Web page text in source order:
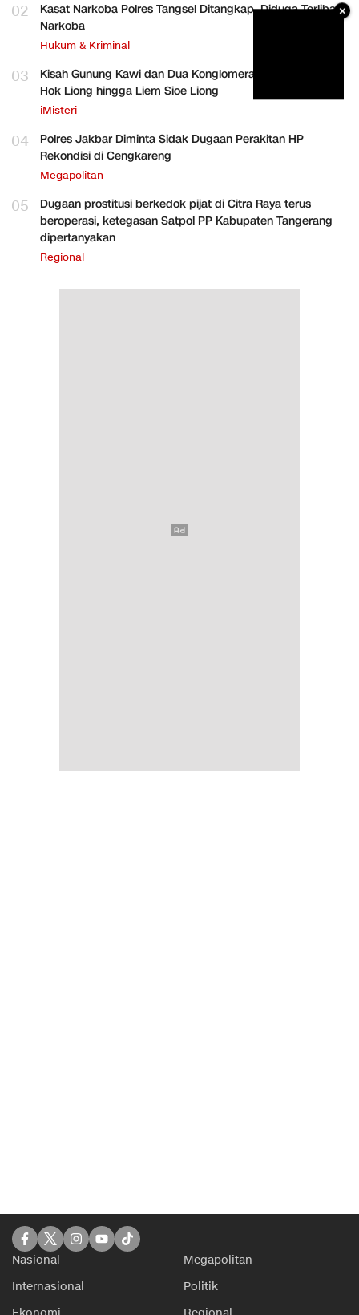
02
Kasat Narkoba Polres Tangsel Ditangkap, Diduga Terlibat
Narkoba
Hukum & Kriminal
03
Kisah Gunung Kawi dan Dua Konglomerat Indonesia Ong
Hok Liong hingga Liem Sioe Liong
iMisteri
04
Polres Jakbar Diminta Sidak Dugaan Perakitan HP
Rekondisi di Cengkareng
Megapolitan
05
Dugaan prostitusi berkedok pijat di Citra Raya terus
beroperasi, ketegasan Satpol PP Kabupaten Tangerang
dipertanyakan
Regional
Nasional
Megapolitan
Internasional
Politik
×